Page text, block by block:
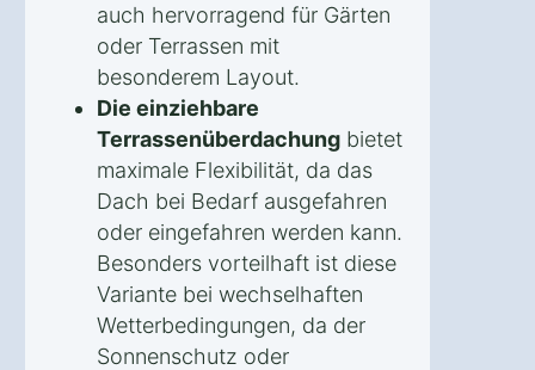
auch hervorragend für Gärten
oder Terrassen mit
besonderem Layout.
Die einziehbare
Terrassenüberdachung bietet
maximale Flexibilität, da das
Dach bei Bedarf ausgefahren
oder eingefahren werden kann.
Besonders vorteilhaft ist diese
Variante bei wechselhaften
Wetterbedingungen, da der
Sonnenschutz oder